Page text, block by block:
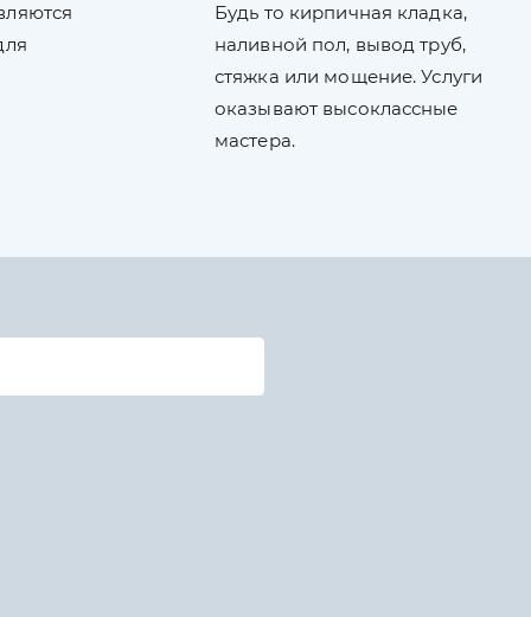
Будь то кирпичная кладка,
наливной пол, вывод труб,
стяжка или мощение. Услуги
оказывают высоклассные
мастера.